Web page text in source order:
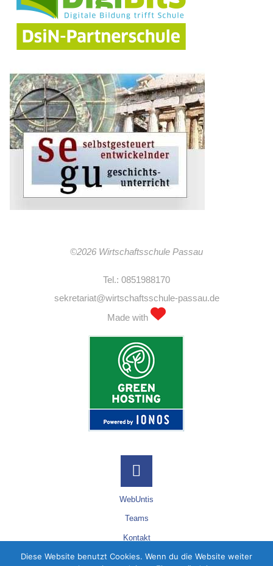
©2026 Wirtschaftsschule Passau
Tel.: 0851988170
sekretariat@wirtschaftsschule-passau.de
Made with
WebUntis
Teams
Kontakt
Datenschutz
Back
to
Top
Diese Website benutzt Cookies. Wenn du die Website weiter